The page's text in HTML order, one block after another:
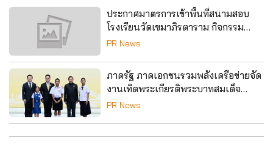
ประกาศมาตรการเข้าพื้นที่สนามสอบ
โรงเรียนวัดเขมาภิรตาราม กิจกรรม
Dek-D's Pre-Admission และ Dek-
PR News
ภาครัฐ ภาคเอกชนรวมพลังเครือข่ายจัด
งานเทิดพระเกียรติพระบาทสมเด็จ
พระเจ้าอยู่หัว ทศวรรษแห่งการพัฒนา
PR News